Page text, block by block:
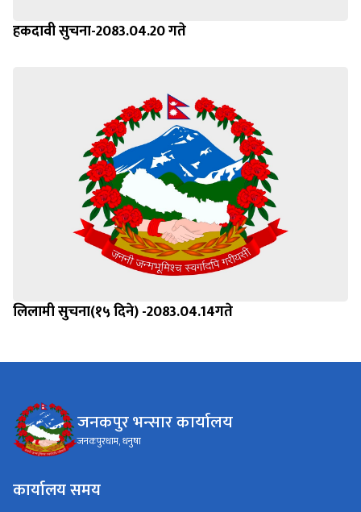
हकदावी सुचना-2083.04.20 गते
लिलामी सुचना(१५ दिने) -2083.04.14गते
जनकपुर भन्सार कार्यालय
जनकपुरधाम, धनुषा
कार्यालय समय